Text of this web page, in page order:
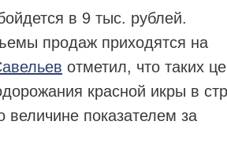
в 9 тыс. рублей.
продаж приходятся на
отметил, что таких
красной икры в
показателем за